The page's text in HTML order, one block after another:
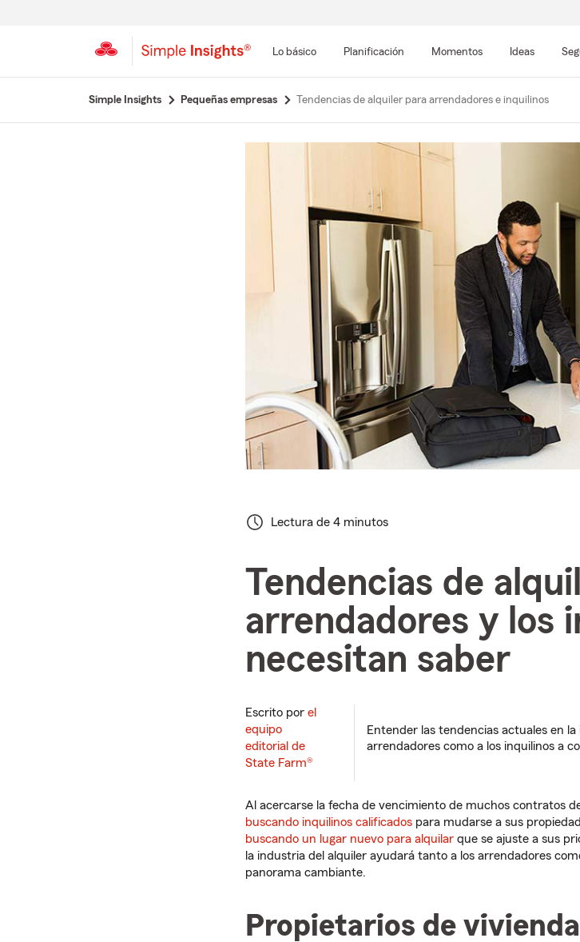
Lo básico Planificación Momentos Ideas
Simple Insights Pequeñas empresas Tendencias de alquiler para arrendadores e inquilinos
Lectura de 4 minutos
Tendencias de
arrendadores y los
necesitan saber
Escrito por el
equipo
editorial de
State Farm®
Entender las tendencias actuales en
arrendadores como a los inquilinos a
Al acercarse la fecha de vencimiento de muchos contratos
buscando inquilinos calificados para mudarse a sus
buscando un lugar nuevo para alquilar que se ajuste a sus
la industria del alquiler ayudará tanto a los arrendadores
panorama cambiante.
Propietarios de